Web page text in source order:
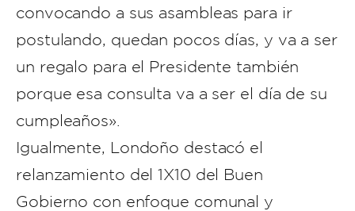
convocando a sus asambleas para ir
postulando, quedan pocos días, y va a ser
un regalo para el Presidente también
porque esa consulta va a ser el día de su
cumpleaños».
Igualmente, Londoño destacó el
relanzamiento del 1X10 del Buen
Gobierno con enfoque comunal y